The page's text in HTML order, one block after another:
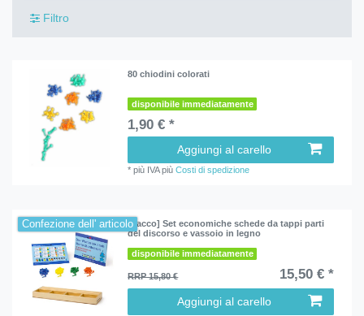
Filtro
80 chiodini colorati
disponibile immediatamente
1,90 € *
Aggiungi al carello
*più IVApiùCosti di spedizione
Confezione dell' articolo[Pacco] Set economiche schede da tappi parti
del discorso e vassoio in legno
disponibile immediatamente
RRP 15,80 € 15,50 € *
Aggiungi al carello